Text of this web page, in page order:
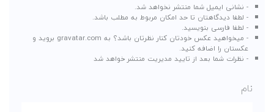
- نشانی ایمیل شما منتشر نخواهد شد.
- لطفا دیدگاهتان تا حد امکان مربوط به مطلب باشد.
- لطفا فارسی بنویسید.
- میخواهید عکس خودتان کنار نظرتان باشد؟ به gravatar.com بروید و
عکستان را اضافه کنید.
- نظرات شما بعد از تایید مدیریت منتشر خواهد شد
نام